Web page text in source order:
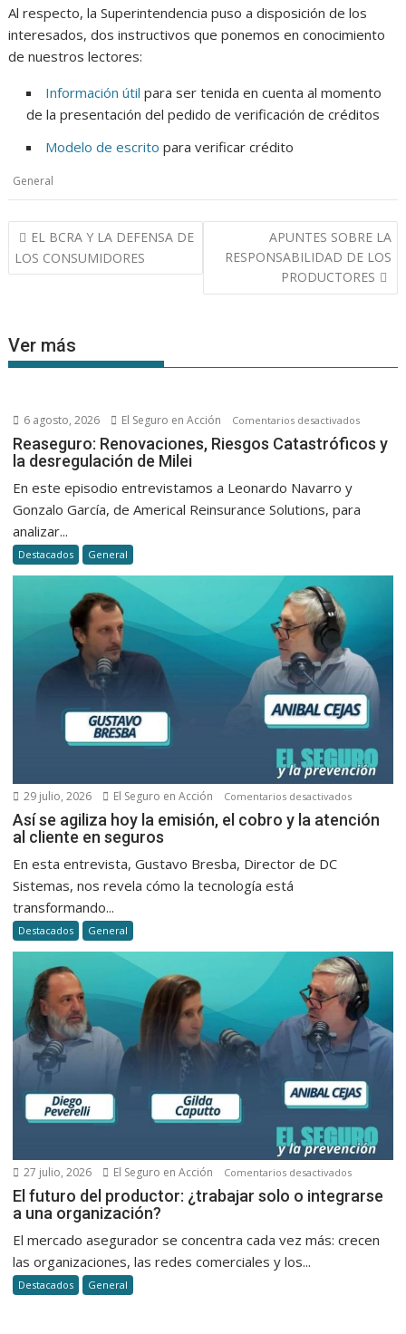
Al respecto, la Superintendencia puso a disposición de los
interesados, dos instructivos que ponemos en conocimiento
de nuestros lectores:
Información útilpara ser tenida en cuenta al momento
de la presentación del pedido de verificación de créditos
Modelo de escritopara verificar crédito
General
Navegación
de
entradas
EL BCRA Y LA DEFENSA DE
LOS CONSUMIDORES
APUNTES SOBRE LA
RESPONSABILIDAD DE LOS
PRODUCTORES
Ver más
6 agosto, 2026 El Seguro en Acción Comentarios desactivadosen
y
de
Reaseguro: Renovaciones, Riesgos Catastróficos y
la desregulación de Milei
En este episodio entrevistamos a Leonardo Navarro y
Gonzalo García, de Americal Reinsurance Solutions, para
analizar...
Destacados General
29 julio, 2026 El Seguro en Acción Comentarios desactivadosen
Así
cobro
y
la
atención
al
cliente
seguros
Así se agiliza hoy la emisión, el cobro y la atención
al cliente en seguros
En esta entrevista, Gustavo Bresba, Director de DC
Sistemas, nos revela cómo la tecnología está
transformando...
Destacados General
27 julio, 2026 El Seguro en Acción Comentarios desactivadosen
El
El futuro del productor: ¿trabajar solo o integrarse
a una organización?
El mercado asegurador se concentra cada vez más: crecen
las organizaciones, las redes comerciales y los...
Destacados General